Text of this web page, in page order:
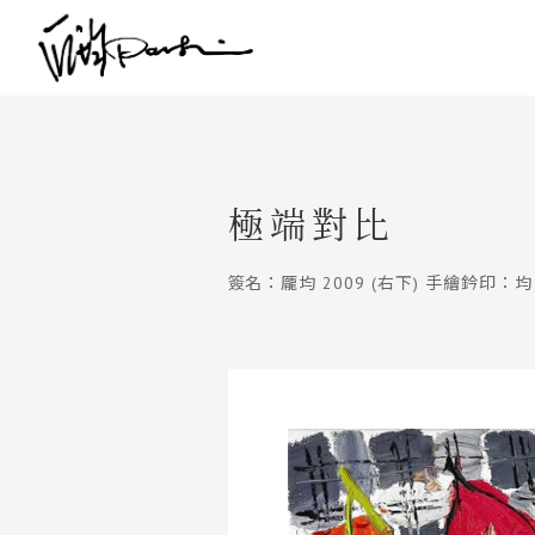
極端對比
簽名：龎均 2009 (右下) 手繪鈐印：